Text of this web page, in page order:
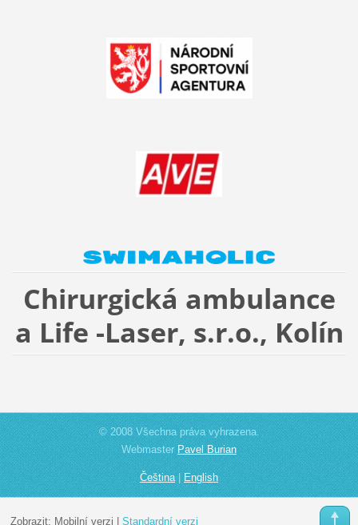
Chirurgická ambulance
a Life -Laser, s.r.o., Kolín
© 2008 Všechna práva vyhrazena.
WebmasterPavel Burian
Čeština|English
Zobrazit: Mobilní verzi Standardní verzi